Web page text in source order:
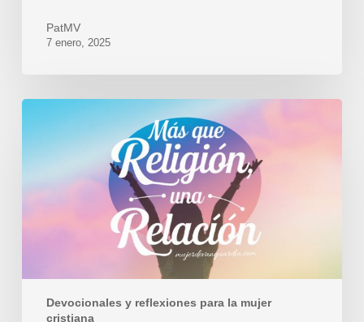
PatMV
7 enero, 2025
Devocionales y reflexiones para la mujer
cristiana